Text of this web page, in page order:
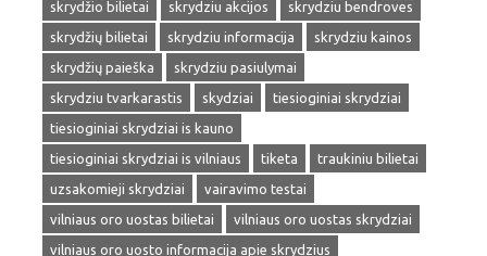
skrydžio bilietai
skrydziu akcijos
skrydziu bendroves
skrydžių bilietai
skrydziu informacija
skrydziu kainos
skrydžių paieška
skrydziu pasiulymai
skrydziu tvarkarastis
skydziai
tiesioginiai skrydziai
tiesioginiai skrydziai is kauno
tiesioginiai skrydziai is vilniaus
tiketa
traukiniu bilietai
uzsakomieji skrydziai
vairavimo testai
vilniaus oro uostas bilietai
vilniaus oro uostas skrydziai
vilniaus oro uosto informacija apie skrydzius